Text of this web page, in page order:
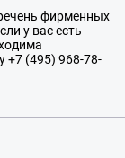
фирменных
у вас есть
+7 (495) 968-78-